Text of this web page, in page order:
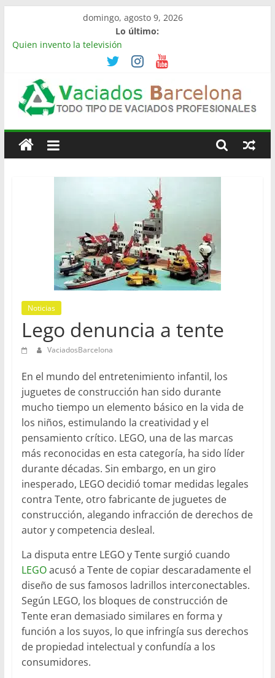
contenido
domingo, agosto 9, 2026
Lo último:
Quien invento la televisión
Limpieza de naves industriales en Barcelona | Retirada,
Vaciado de naves industriales en Rubí | Referencia
Vaciamos Masías
Vaciamos Masías: vaciado de pisos, locales, naves y
La televisión más cara del mundo
Vaciado
Pisos
Barcelona
Barcelona
Noticias
Lego denuncia a tente
VaciadosBarcelona
En el mundo del entretenimiento infantil, los
juguetes de construcción han sido durante
mucho tiempo un elemento básico en la vida de
los niños, estimulando la creatividad y el
pensamiento crítico. LEGO, una de las marcas
más reconocidas en esta categoría, ha sido líder
durante décadas. Sin embargo, en un giro
inesperado, LEGO decidió tomar medidas legales
contra Tente, otro fabricante de juguetes de
construcción, alegando infracción de derechos de
autor y competencia desleal.
La disputa entre LEGO y Tente surgió cuando
LEGOacusó a Tente de copiar descaradamente el
diseño de sus famosos ladrillos interconectables.
Según LEGO, los bloques de construcción de
Tente eran demasiado similares en forma y
función a los suyos, lo que infringía sus derechos
de propiedad intelectual y confundía a los
consumidores.